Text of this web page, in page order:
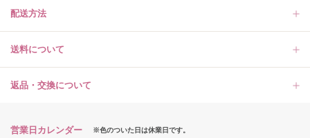
配送方法
送料について
返品・交換について
営業日カレンダー ※色のついた日は休業日です。